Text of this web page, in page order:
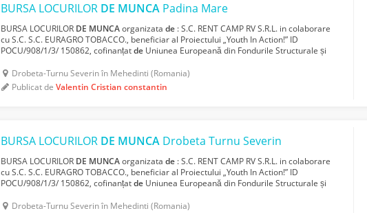
BURSA LOCURILOR DE MUNCA Padina Mare
BURSA LOCURILOR DE MUNCAorganizatade : S.C. RENT CAMP RV S.R.L. in colaborare
cu S.C. S.C. EURAGRO TOBACCO., beneficiar al Proiectului „Youth In Action!” ID
POCU/908/1/3/ 150862, cofinanțatde Uniunea Europeană din Fondurile Structurale și
Drobeta-Turnu Severin în Mehedinti (Romania)
Publicat deValentin Cristian constantin
BURSA LOCURILOR DE MUNCA Drobeta Turnu Severin
BURSA LOCURILOR DE MUNCAorganizatade : S.C. RENT CAMP RV S.R.L. in colaborare
cu S.C. S.C. EURAGRO TOBACCO., beneficiar al Proiectului „Youth In Action!” ID
POCU/908/1/3/ 150862, cofinanțatde Uniunea Europeană din Fondurile Structurale și
Drobeta-Turnu Severin în Mehedinti (Romania)